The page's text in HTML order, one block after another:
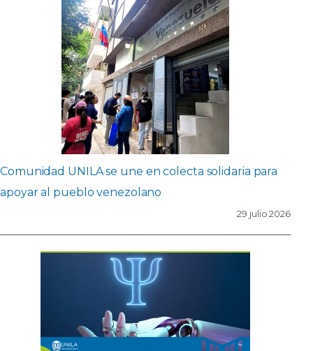
Comunidad UNILA se une en colecta solidaria para
apoyar al pueblo venezolano
29 julio 2026